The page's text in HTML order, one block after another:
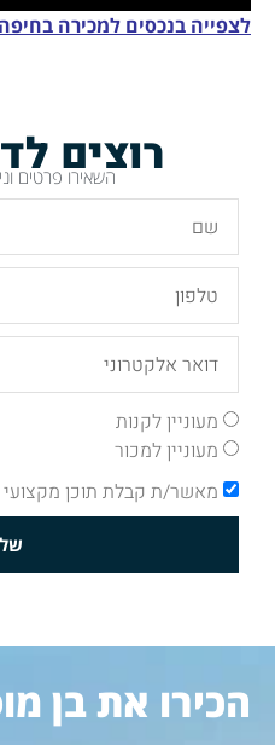
לצפייה בנכסים למכירה
רוצים
השאירו פרטים
מעוניין לקנות
מעוניין למכור
מאשר/ת קבלת תוכן מקצועי
הכירו את בן